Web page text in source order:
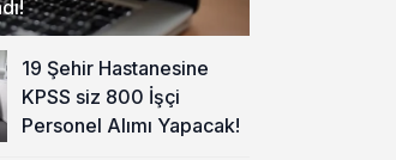
19 Şehir Hastanesine
KPSS siz 800 İşçi
Personel Alımı Yapacak!